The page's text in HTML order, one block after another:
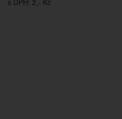
s DPH: 2,- Kč